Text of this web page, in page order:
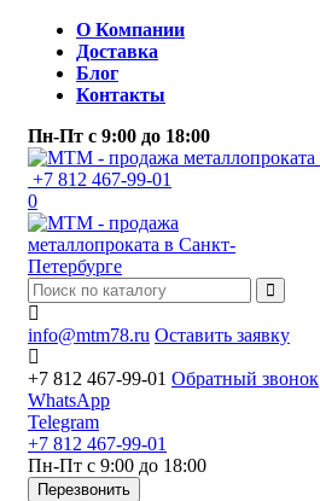
О Компании
Доставка
Блог
Контакты
Пн-Пт с 9:00 до 18:00
+7 812 467-99-01
0
info@mtm78.ru Оставить заявку
+7 812 467-99-01 Обратный звонок
WhatsApp
Telegram
+7 812 467-99-01
Пн-Пт с 9:00 до 18:00
Перезвонить